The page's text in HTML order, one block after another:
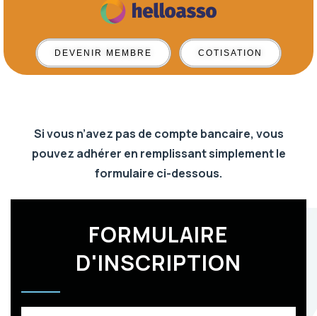
DEVENIR MEMBRE COTISATION
Si vous n’avez pas de compte bancaire, vous
pouvez adhérer en remplissant simplement le
formulaire ci-dessous.
FORMULAIRE
D'INSCRIPTION